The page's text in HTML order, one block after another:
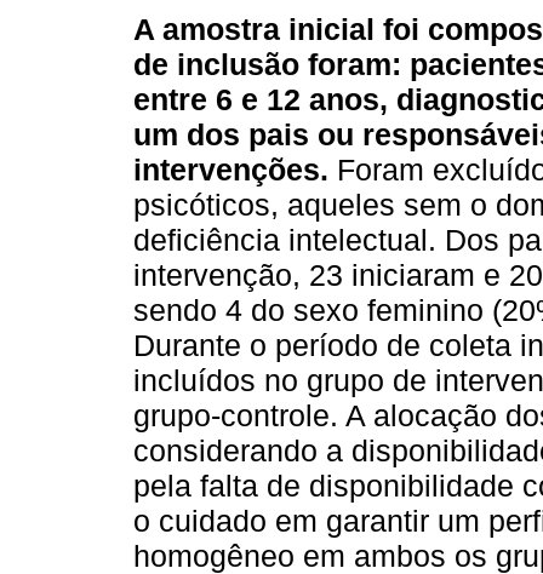
A amostra inicial foi
de inclusão foram:
entre 6 e 12 anos,
um dos pais ou
intervenções. Foram
psicóticos, aqueles sem o
deficiência intelectual. Dos
intervenção, 23 iniciaram e
sendo 4 do sexo feminino
Durante o período de coleta
incluídos no grupo de
grupo-controle. A alocação
considerando a
pela falta de disponibilidade
o cuidado em garantir um
homogêneo em ambos os